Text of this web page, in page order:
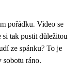
pořádku. Video se
tak pustit důležitou
ze spánku? To je
sobotu ráno.